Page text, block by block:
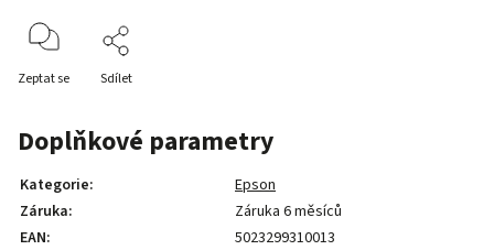
Zeptat se Sdílet
Doplňkové parametry
Kategorie:
Epson
Záruka:
Záruka 6 měsíců
EAN:
5023299310013